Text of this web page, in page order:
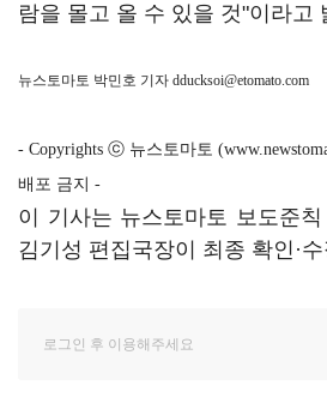
람을 몰고 올 수 있을 것"이라고
뉴스토마토 박민호 기자 dducksoi@etomato.com
- Copyrights ⓒ 뉴스토마토
배포 금지 -
이 기사는 뉴스토마토 보도준
김기성 편집국장이 최종 확인·